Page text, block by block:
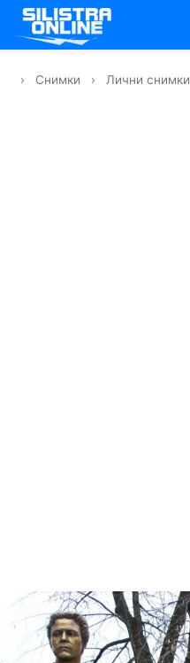
› Снимки › Лични снимки